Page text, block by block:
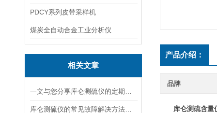
PDCY系列皮带采样机
煤炭全自动合金工业分析仪
相关文章
产品介绍：
品牌
库仑测硫含量